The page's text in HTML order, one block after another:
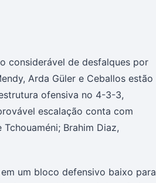
considerável de desfalques por
Arda Güler e Ceballos estão
ofensiva no 4-3-3,
escalação conta com
Brahim Diaz,
um bloco defensivo baixo para